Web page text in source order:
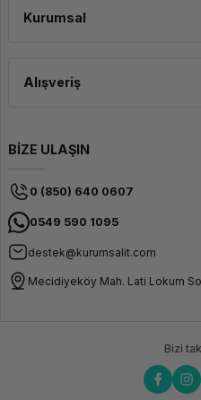
Uzun
Aruba J4859D 1G SFP LC LX
yelpazede kullanım alanına sahip
merkezlerinde güvenilir ve yüksek
Kurumsal
Alışveriş
BİZE ULAŞIN
0 (850) 640 0607
0549 590 1095
destek@kurumsalit.com
Mecidiyeköy Mah. Lati Lokum
Bizi